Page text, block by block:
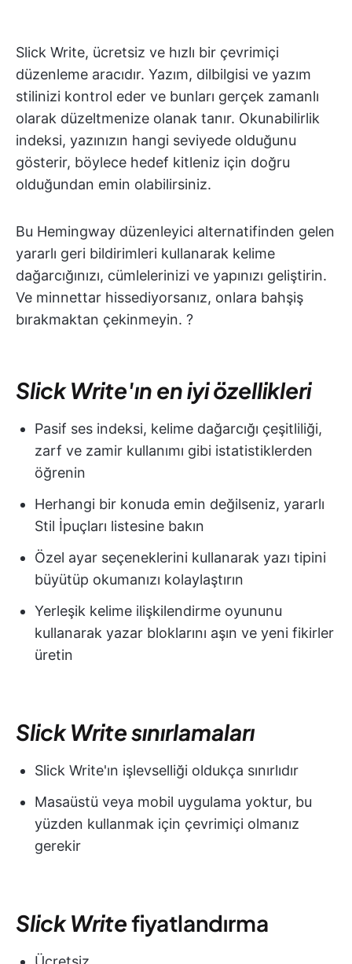
Slick Write, ücretsiz ve hızlı bir çevrimiçi
düzenleme aracıdır. Yazım, dilbilgisi ve yazım
stilinizi kontrol eder ve bunları gerçek zamanlı
olarak düzeltmenize olanak tanır. Okunabilirlik
indeksi, yazınızın hangi seviyede olduğunu
gösterir, böylece hedef kitleniz için doğru
olduğundan emin olabilirsiniz.
Bu Hemingway düzenleyici alternatifinden gelen
yararlı geri bildirimleri kullanarak kelime
dağarcığınızı, cümlelerinizi ve yapınızı geliştirin.
Ve minnettar hissediyorsanız, onlara bahşiş
bırakmaktan çekinmeyin. ?
Slick Write'ın en iyi özellikleri
Pasif ses indeksi, kelime dağarcığı çeşitliliği,
zarf ve zamir kullanımı gibi istatistiklerden
öğrenin
Herhangi bir konuda emin değilseniz, yararlı
Stil İpuçları listesine bakın
Özel ayar seçeneklerini kullanarak yazı tipini
büyütüp okumanızı kolaylaştırın
Yerleşik kelime ilişkilendirme oyununu
kullanarak yazar bloklarını aşın ve yeni fikirler
üretin
Slick Write sınırlamaları
Slick Write'ın işlevselliği oldukça sınırlıdır
Masaüstü veya mobil uygulama yoktur, bu
yüzden kullanmak için çevrimiçi olmanız
gerekir
Slick Writefiyatlandırma